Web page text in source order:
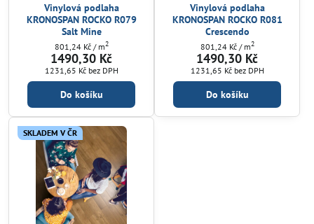
Vinylová podlaha
KRONOSPAN ROCKO R079
Salt Mine
1490,30 Kč
1231,65 Kč bez DPH
801,24 Kč / m2
Do košíku
Vinylová podlaha
KRONOSPAN ROCKO R081
Crescendo
1490,30 Kč
1231,65 Kč bez DPH
801,24 Kč / m2
Do košíku
SKLADEM V ČR